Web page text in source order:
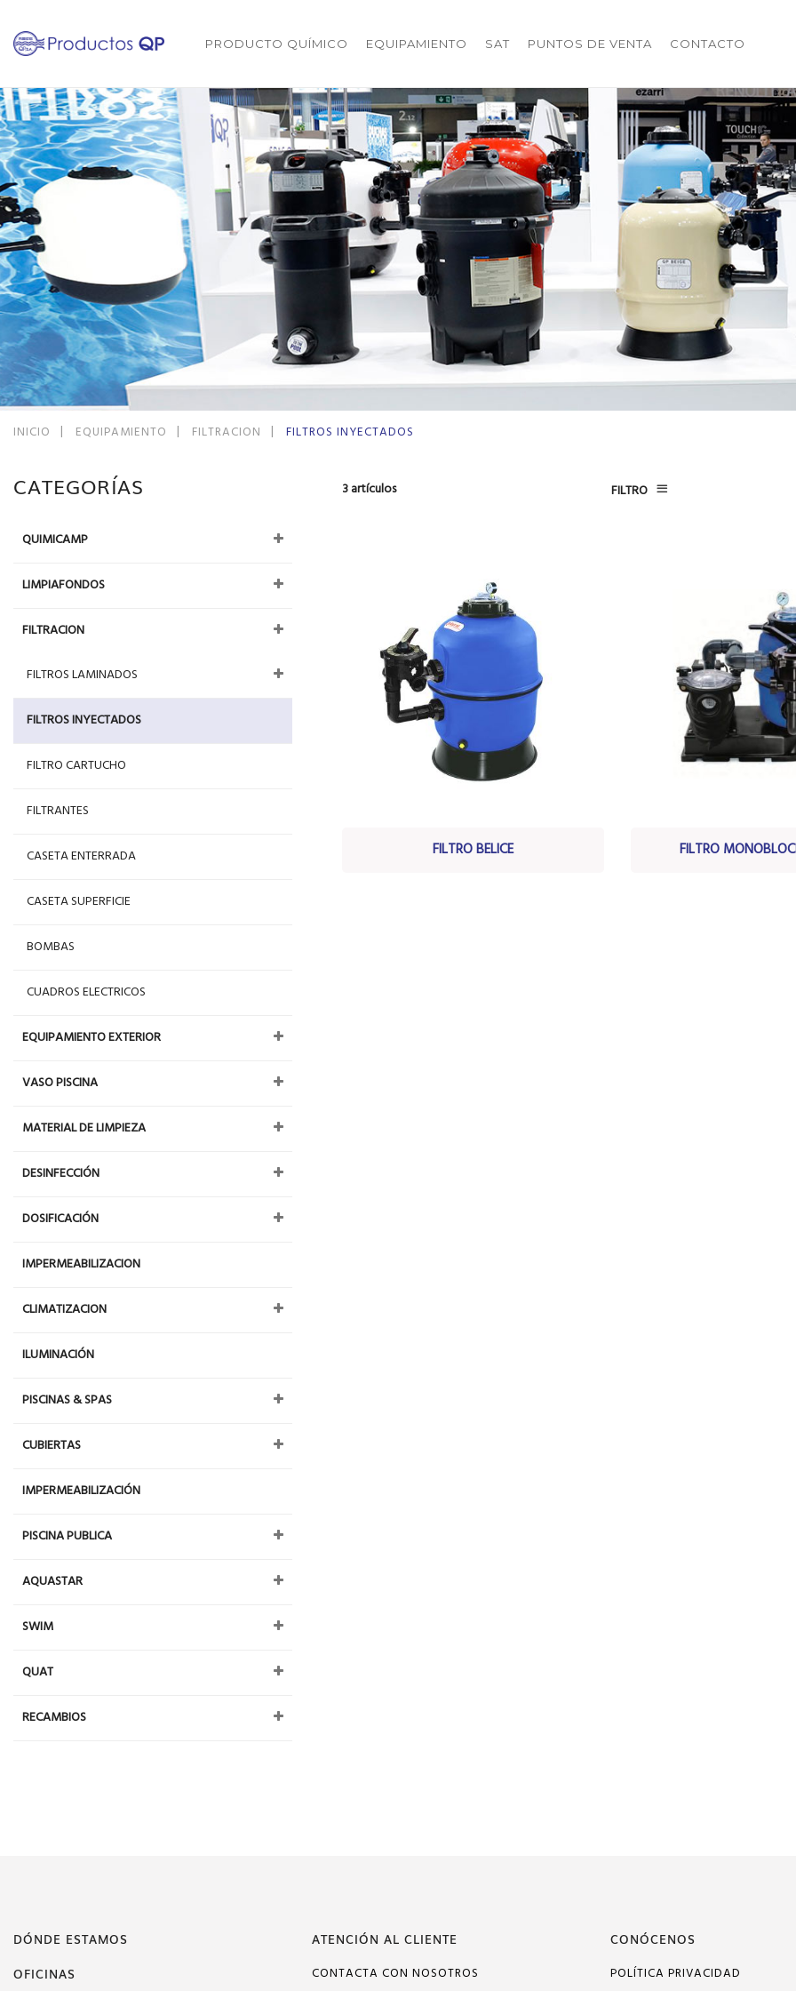
PRODUCTO QUÍMICO EQUIPAMIENTO SAT PUNTOS DE VENTA CONTACTO
INICIO EQUIPAMIENTO FILTRACION FILTROS INYECTADOS
3artículos FILTRO
FILTRO BELICE FILTRO
CATEGORÍAS
QUIMICAMP
LIMPIAFONDOS
FILTRACION
FILTROS LAMINADOS
FILTROS INYECTADOS
FILTRO CARTUCHO
FILTRANTES
CASETA ENTERRADA
CASETA SUPERFICIE
BOMBAS
CUADROS ELECTRICOS
EQUIPAMIENTO EXTERIOR
VASO PISCINA
MATERIAL DE LIMPIEZA
DESINFECCIÓN
DOSIFICACIÓN
IMPERMEABILIZACION
CLIMATIZACION
ILUMINACIÓN
PISCINAS & SPAS
CUBIERTAS
IMPERMEABILIZACIÓN
PISCINA PUBLICA
AQUASTAR
SWIM
QUAT
RECAMBIOS
DÓNDE ESTAMOS
OFICINAS
ATENCIÓN AL CLIENTE
CONTACTA CON NOSOTROS
CONÓCENOS
POLÍTICA PRIVACIDAD